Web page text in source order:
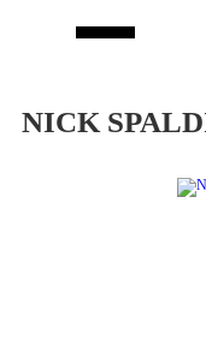
NICK